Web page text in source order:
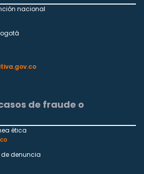
nacional
de fraude o
ética
denuncia